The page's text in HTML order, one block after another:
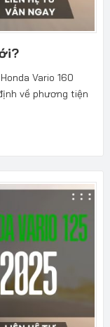
Vario 160
về phương tiện